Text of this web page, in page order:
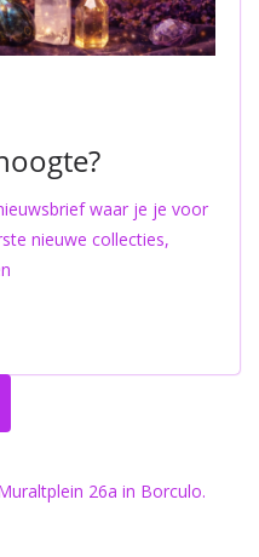
waar je je voor
nieuwe collecties,
26a in Borculo.